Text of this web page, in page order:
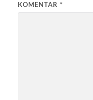
KOMENTAR *